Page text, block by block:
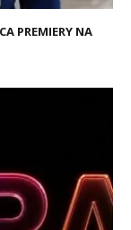
PREMIERY NA